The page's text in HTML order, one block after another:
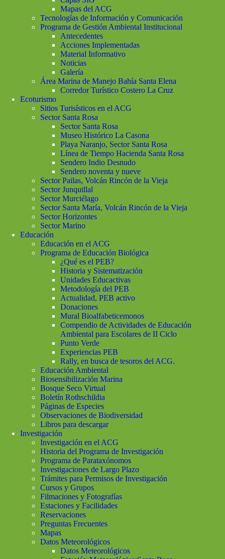
Mapas del ACG
Tecnologías de Información y Comunicación
Programa de Gestión Ambiental Institucional
Antecedentes
Acciones Implementadas
Material Informativo
Noticias
Galería
Área Marina de Manejo Bahía Santa Elena
Corredor Turístico Costero La Cruz
Ecoturismo
Sitios Turisísticos en el ACG
Sector Santa Rosa
Sector Santa Rosa
Museo Histórico La Casona
Playa Naranjo, Sector Santa Rosa
Línea de Tiempo Hacienda Santa Rosa
Sendero Indio Desnudo
Sendero noventa y nueve
Sector Pailas, Volcán Rincón de la Vieja
Sector Junquillal
Sector Murciélago
Sector Santa María, Volcán Rincón de la Vieja
Sector Horizontes
Sector Marino
Educación
Educación en el ACG
Programa de Educación Biológica
¿Qué es el PEB?
Historia y Sistematización
Unidades Educactivas
Metodología del PEB
Actualidad, PEB activo
Donaciones
Mural Bioalfabeticemonos
Compendio de Actividades de Educación
Ambiental para Escolares de II Ciclo
Punto Verde
Experiencias PEB
Rally, en busca de tesoros del ACG.
Educación Ambiental
Biosensibilización Marina
Bosque Seco Virtual
Boletín Rothschildia
Páginas de Especies
Observaciones de Biodiversidad
Libros para descargar
Investigación
Investigación en el ACG
Historia del Programa de Investigación
Programa de Parataxónomos
Investigaciones de Largo Plazo
Trámites para Permisos de Investigación
Cursos y Grupos
Filmaciones y Fotografías
Estaciones y Facilidades
Reservaciones
Preguntas Frecuentes
Mapas
Datos Meteorológicos
Datos Meteorológicos